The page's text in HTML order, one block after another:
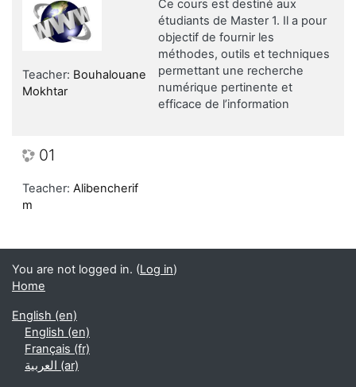
Ce cours est destiné aux
étudiants de Master 1. Il a pour
objectif de fournir les
méthodes, outils et techniques
permettant une recherche
numérique pertinente et
efficace de l’information
Teacher: Bouhalouane
Mokhtar
01
Teacher: Alibencherif
m
You are not logged in. (Log in)
Home
English ‎(en)‎
English ‎(en)‎
Français ‎(fr)‎
العربية ‎(ar)‎